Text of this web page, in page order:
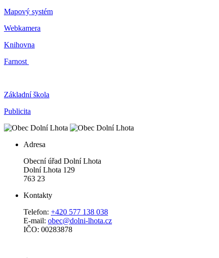
Mapový systém
Webkamera
Knihovna
Farnost
Základní škola
Publicita
Adresa
Obecní úřad Dolní Lhota
Dolní Lhota 129
763 23
Kontakty
Telefon: +420 577 138 038
E-mail: obec@dolni-lhota.cz
IČO: 00283878